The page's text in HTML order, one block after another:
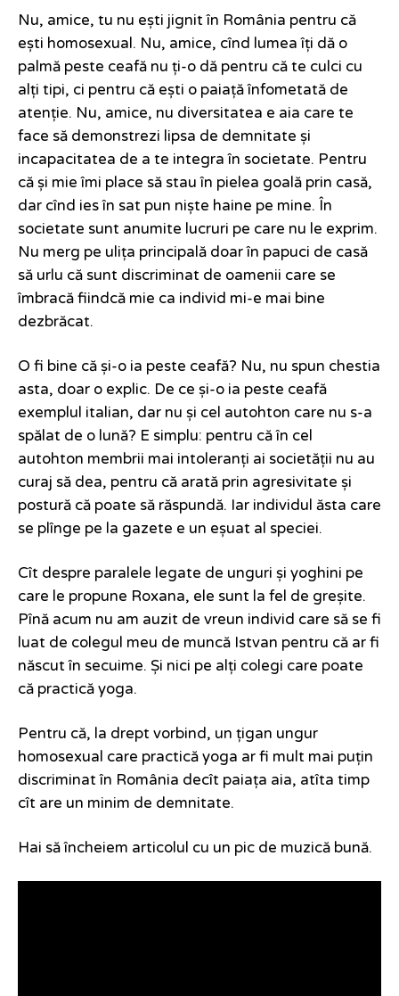
Nu, amice, tu nu ești jignit în România pentru că
ești homosexual. Nu, amice, cînd lumea îți dă o
palmă peste ceafă nu ți-o dă pentru că te culci cu
alți tipi, ci pentru că ești o paiață înfometată de
atenție. Nu, amice, nu diversitatea e aia care te
face să demonstrezi lipsa de demnitate și
incapacitatea de a te integra în societate. Pentru
că și mie îmi place să stau în pielea goală prin casă,
dar cînd ies în sat pun niște haine pe mine. În
societate sunt anumite lucruri pe care nu le exprim.
Nu merg pe ulița principală doar în papuci de casă
să urlu că sunt discriminat de oamenii care se
îmbracă fiindcă mie ca individ mi-e mai bine
dezbrăcat.
O fi bine că și-o ia peste ceafă? Nu, nu spun chestia
asta, doar o explic. De ce și-o ia peste ceafă
exemplul italian, dar nu și cel autohton care nu s-a
spălat de o lună? E simplu: pentru că în cel
autohton membrii mai intoleranți ai societății nu au
curaj să dea, pentru că arată prin agresivitate și
postură că poate să răspundă. Iar individul ăsta care
se plînge pe la gazete e un eșuat al speciei.
Cît despre paralele legate de unguri și yoghini pe
care le propune Roxana, ele sunt la fel de greșite.
Pînă acum nu am auzit de vreun individ care să se fi
luat de colegul meu de muncă Istvan pentru că ar fi
născut în secuime. Și nici pe alți colegi care poate
că practică yoga.
Pentru că, la drept vorbind, un țigan ungur
homosexual care practică yoga ar fi mult mai puțin
discriminat în România decît paiața aia, atîta timp
cît are un minim de demnitate.
Hai să încheiem articolul cu un pic de muzică bună.